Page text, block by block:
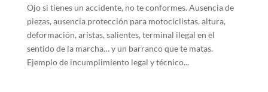
Ojo si tienes un accidente, no te conformes. Ausencia de
piezas, ausencia protección para motociclistas, altura,
deformación, aristas, salientes, terminal ilegal en el
sentido de la marcha… y un barranco que te matas.
Ejemplo de incumplimiento legal y técnico...